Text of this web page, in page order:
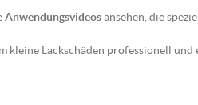
Anwendungsvideosansehen, die
Lackschäden professionell und